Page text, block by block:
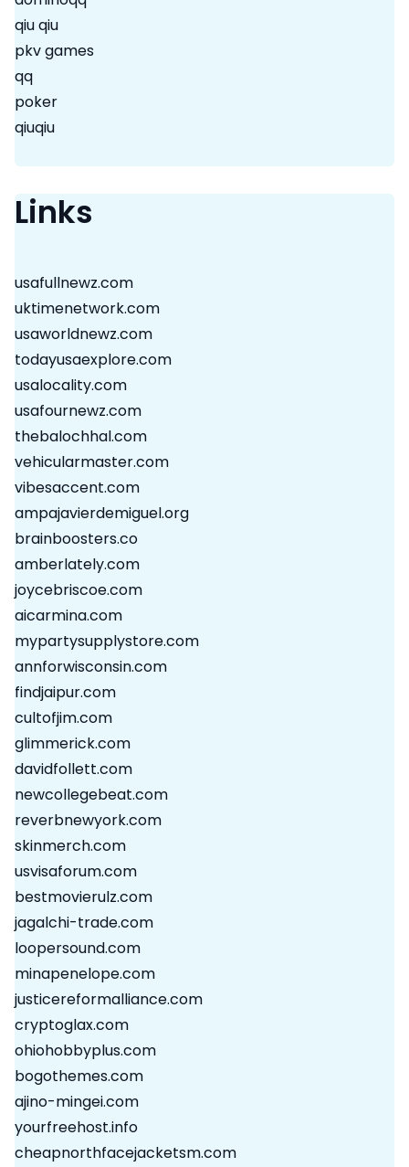
qiu qiu
pkv games
qq
poker
qiuqiu
Links
usafullnewz.com
uktimenetwork.com
usaworldnewz.com
todayusaexplore.com
usalocality.com
usafournewz.com
thebalochhal.com
vehicularmaster.com
vibesaccent.com
ampajavierdemiguel.org
brainboosters.co
amberlately.com
joycebriscoe.com
aicarmina.com
mypartysupplystore.com
annforwisconsin.com
findjaipur.com
cultofjim.com
glimmerick.com
davidfollett.com
newcollegebeat.com
reverbnewyork.com
skinmerch.com
usvisaforum.com
bestmovierulz.com
jagalchi-trade.com
loopersound.com
minapenelope.com
justicereformalliance.com
cryptoglax.com
ohiohobbyplus.com
bogothemes.com
ajino-mingei.com
yourfreehost.info
cheapnorthfacejacketsm.com